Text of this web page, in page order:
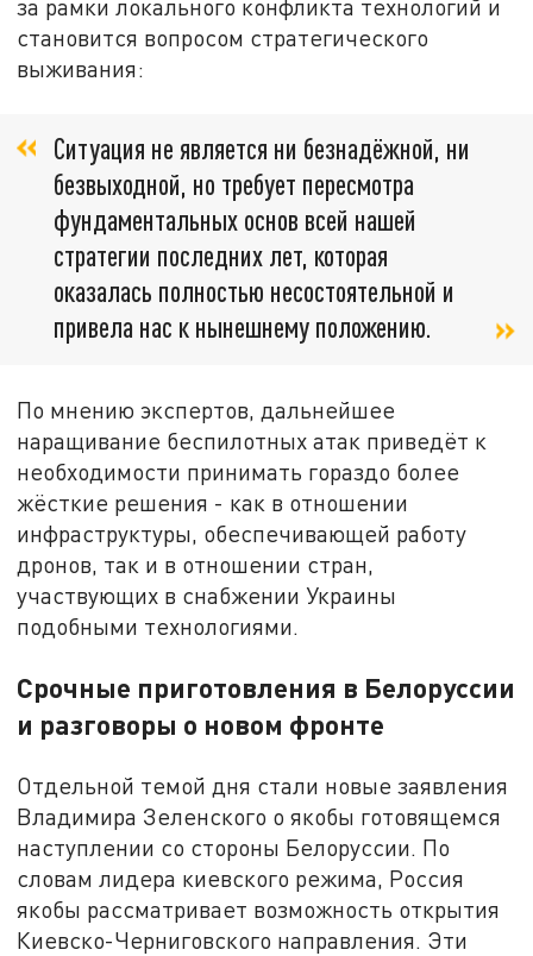
за рамки локального конфликта технологий и
становится вопросом стратегического
выживания:
Ситуация не является ни безнадёжной, ни
безвыходной, но требует пересмотра
фундаментальных основ всей нашей
стратегии последних лет, которая
оказалась полностью несостоятельной и
привела нас к нынешнему положению.
По мнению экспертов, дальнейшее
наращивание беспилотных атак приведёт к
необходимости принимать гораздо более
жёсткие решения - как в отношении
инфраструктуры, обеспечивающей работу
дронов, так и в отношении стран,
участвующих в снабжении Украины
подобными технологиями.
Срочные приготовления в Белоруссии
и разговоры о новом фронте
Отдельной темой дня стали новые заявления
Владимира Зеленского о якобы готовящемся
наступлении со стороны Белоруссии. По
словам лидера киевского режима, Россия
якобы рассматривает возможность открытия
Киевско-Черниговского направления. Эти